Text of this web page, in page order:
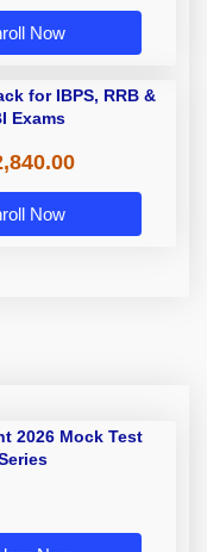
Now
for IBPS, RRB &
Exams
Now
2026 Mock Test